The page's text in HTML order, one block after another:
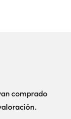
comprado